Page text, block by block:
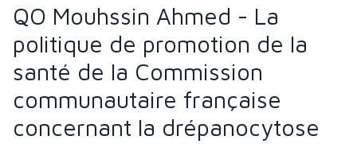
QO Mouhssin Ahmed - La
politique de promotion de la
santé de la Commission
communautaire française
concernant la drépanocytose